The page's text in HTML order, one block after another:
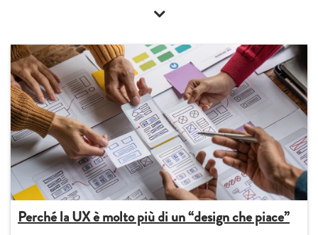
Perché la UX è molto più di un “design che piace”